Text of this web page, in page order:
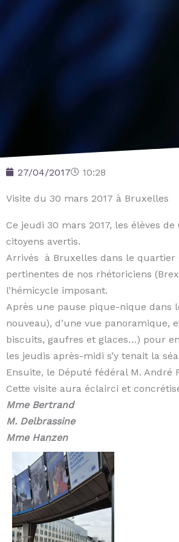
27/04/2017 10:28
Visite du 30 mars 2017 à Bruxelles
Ce jeudi 30 mars 2017, les élèves
citoyens avertis.
Arrivés à Bruxelles dans le quartier
pertinentes de nos rhétoriciens
l’hémicycle imposant.
Après une pause pique-nique dans
nouveau), d’une vue panoramique,
biscuits, gaufres et glaces…) pour
les jeudis après-midi s’y tenait la
Ensuite, le Député fédéral M. André
Cette visite aura éclairci et
Mme Bertrand
M. Delbrassine
Mme Hanzen